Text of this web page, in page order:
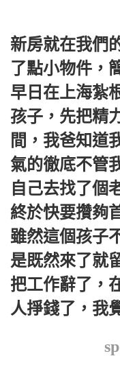
新房就在我們
了點小物件，
早日在上海紮
孩子，先把精
間，我爸知道
氣的徹底不管
自己去找了個
終於快要攢夠
雖然這個孩子
是既然來了就
把工作辭了，
人掙錢了，我